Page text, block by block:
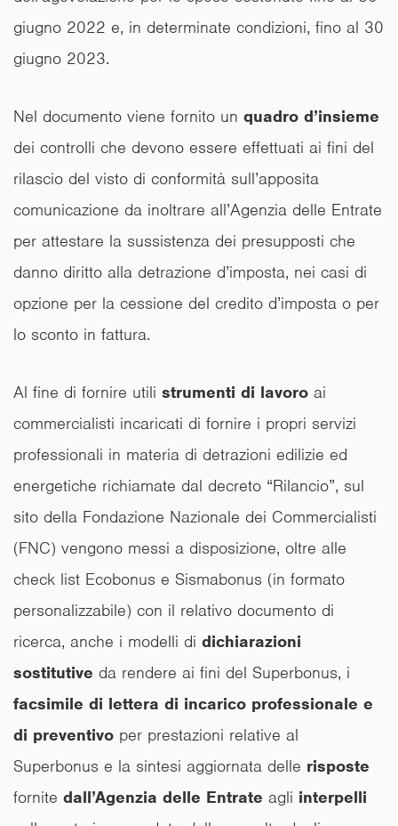
giugno 2022 e, in determinate condizioni, fino al 30
giugno 2023.
Nel documento viene fornito un quadro d’insieme
dei controlli che devono essere effettuati ai fini del
rilascio del visto di conformità sull’apposita
comunicazione da inoltrare all’Agenzia delle Entrate
per attestare la sussistenza dei presupposti che
danno diritto alla detrazione d’imposta, nei casi di
opzione per la cessione del credito d’imposta o per
lo sconto in fattura.
Al fine di fornire utili strumenti di lavoro ai
commercialisti incaricati di fornire i propri servizi
professionali in materia di detrazioni edilizie ed
energetiche richiamate dal decreto “Rilancio”, sul
sito della Fondazione Nazionale dei Commercialisti
(FNC) vengono messi a disposizione, oltre alle
check list Ecobonus e Sismabonus (in formato
personalizzabile) con il relativo documento di
ricerca, anche i modelli di dichiarazioni
sostitutive da rendere ai fini del Superbonus, i
facsimile di lettera di incarico professionale e
di preventivo per prestazioni relative al
Superbonus e la sintesi aggiornata delle risposte
fornite dall’Agenzia delle Entrate agli interpelli